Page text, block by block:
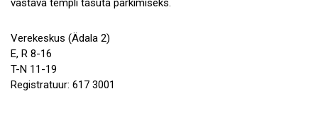
vastava templi tasuta parkimiseks.
Verekeskus (Ädala 2)
E, R 8-16
T-N 11-19
Registratuur: 617 3001